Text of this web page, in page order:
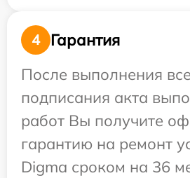
4
Гарантия
После выполнения
подписания акта
работ Вы получите
гарантию на ремонт
Digma сроком на 36